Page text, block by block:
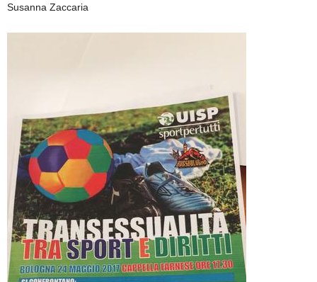
Susanna Zaccaria